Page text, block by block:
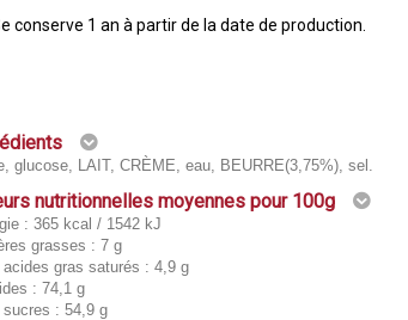
conserve 1 an à partir de la date de production.
glucose, LAIT, CRÈME, eau, BEURRE(3,75%), sel.
nutritionnelles moyennes pour 100g
: 365 kcal / 1542 kJ
grasses : 7 g
acides gras saturés : 4,9 g
: 74,1 g
sucres : 54,9 g